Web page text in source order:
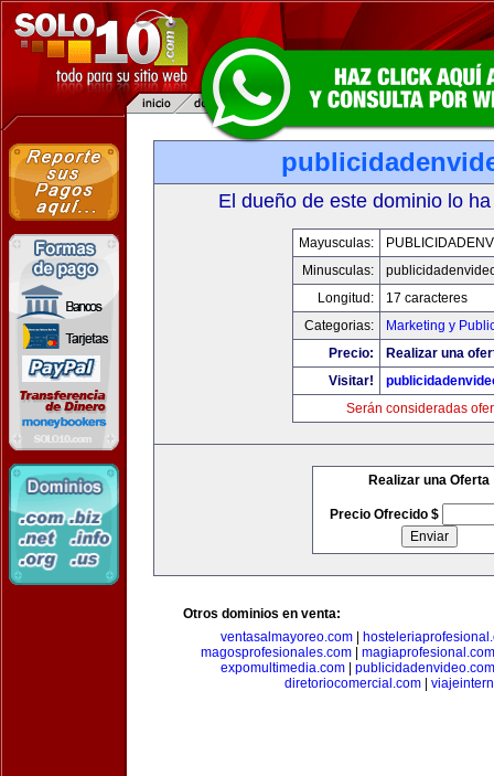
El dueño de este dominio lo
Mayusculas:
Minusculas:
Longitud:
17 caracteres
Categorias:
Marketing y
Precio:
Realizar una
Visitar!
Serán consideradas
Realizar una Oferta
Precio Ofrecido $
Otros dominios en venta:
ventasalmayoreo.com
magosprofesionales.com
magiaprofesional.com
expomultimedia.com
publicidadenvideo.com
diretoriocomercial.com